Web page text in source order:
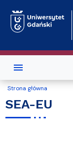
Strona główna
SEA-EU